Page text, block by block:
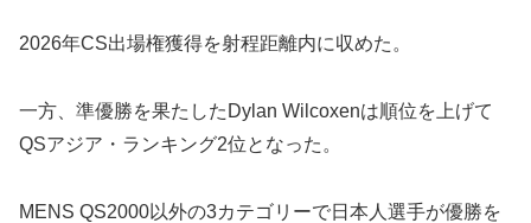
2026年CS出場権獲得を射程距離内に収めた。
一方、準優勝を果たしたDylan Wilcoxenは順位を上げて
QSアジア・ランキング2位となった。
MENS QS2000以外の3カテゴリーで日本人選手が優勝を